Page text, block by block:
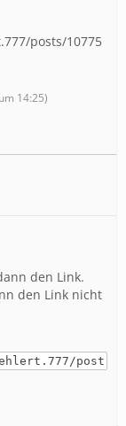
posts/10775
14:25)
den Link.
den Link nicht
post